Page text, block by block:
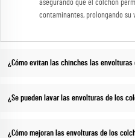
asegurando que el colchón
contaminantes, prolongando su
¿Cómo evitan las chinches las envolturas
¿Se pueden lavar las envolturas de los
¿Cómo mejoran las envolturas de los